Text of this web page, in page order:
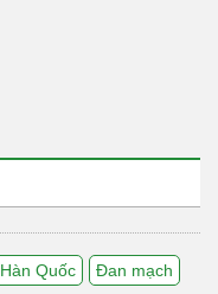
Hàn Quốc Đan mạch